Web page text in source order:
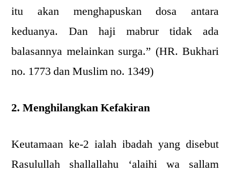
itu akan menghapuskan dosa antara
keduanya. Dan haji mabrur tidak ada
balasannya melainkan surga.” (HR. Bukhari
no. 1773 dan Muslim no. 1349)
2. Menghilangkan Kefakiran
Keutamaan ke-2 ialah ibadah yang disebut
Rasulullah shallallahu ‘alaihi wa sallam